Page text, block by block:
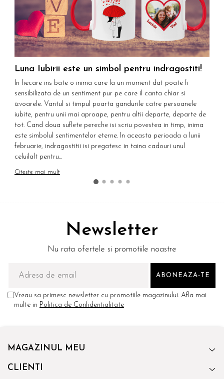
Luna Iubirii este un simbol pentru indragostiti!
In fiecare ins bate o inima care la un moment dat poate fi
sensibilizata de un sentiment pur pe care il canta chiar si
izvoarele. Vantul si timpul poarta gandurile catre persoanele
iubite, pentru unii mai aproape, pentru altii departe, departe de
tot. Cand doua suflete pereche isi scriu povestea in timp, inima
este simbolul sentimentelor eterne. In aceasta perioada a lunii
februarie, indragostitii isi pregatesc in taina cadouri unul
celuilalt pentru...
Citeste mai mult
Newsletter
Nu rata ofertele si promotiile noastre
Vreau sa primesc newsletter cu promotiile magazinului. Afla mai
multe in Politica de Confidentialitate
MAGAZINUL MEU
CLIENTI